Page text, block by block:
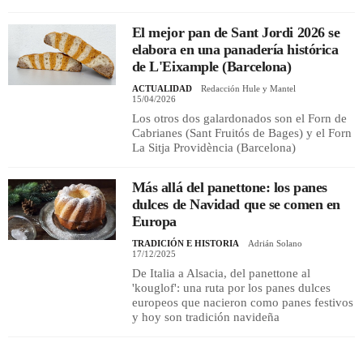
El mejor pan de Sant Jordi 2026 se
elabora en una panadería histórica
de L'Eixample (Barcelona)
ACTUALIDAD
Redacción Hule y Mantel
15/04/2026
Los otros dos galardonados son el Forn de
Cabrianes (Sant Fruitós de Bages) y el Forn
La Sitja Providència (Barcelona)
Más allá del panettone: los panes
dulces de Navidad que se comen en
Europa
TRADICIÓN E HISTORIA
Adrián Solano
17/12/2025
De Italia a Alsacia, del panettone al
'kouglof': una ruta por los panes dulces
europeos que nacieron como panes festivos
y hoy son tradición navideña